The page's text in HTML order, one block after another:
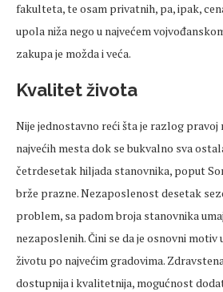
fakulteta, te osam privatnih, pa, ipak,
upola niža nego u najvećem
zakupa je možda i veća.
Kvalitet života
Nije jednostavno reći šta je razlog pravoj
najvećih mesta dok se bukvalno sva
četrdesetak hiljada stanovnika, poput
brže prazne. Nezaposlenost desetak
problem, sa padom broja stanovnika
nezaposlenih. Čini se da je osnovni
životu po najvećim gradovima.
dostupnija i kvalitetnija, mogućnost